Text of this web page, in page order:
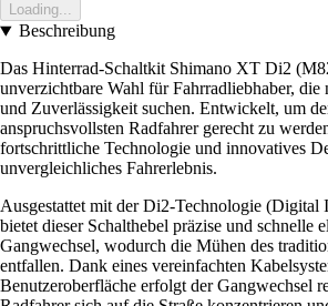
Loading...
Beschreibung
Das Hinterrad-Schaltkit Shimano XT Di2
unverzichtbare Wahl für Fahrradliebhaber,
und Zuverlässigkeit suchen. Entwickelt, um
anspruchsvollsten Radfahrer gerecht zu
fortschrittliche Technologie und innovatives
unvergleichliches Fahrerlebnis.
Ausgestattet mit der Di2-Technologie (Digital
bietet dieser Schalthebel präzise und schnelle
Gangwechsel, wodurch die Mühen des
entfallen. Dank eines vereinfachten
Benutzeroberfläche erfolgt der Gangwechsel